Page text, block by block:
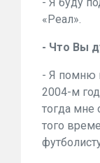
«Реал».
- Что Вы
- Я помню
2004-м
тогда мне
того